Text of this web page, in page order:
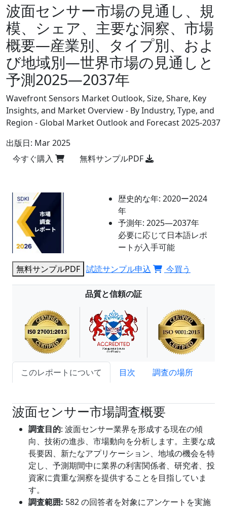
波面センサー市場の見通し、規
模、シェア、主要な洞察、市場
概要―産業別、タイプ別、およ
び地域別―世界市場の見通しと
予測2025―2037年
Wavefront Sensors Market Outlook, Size, Share, Key
Insights, and Market Overview - By Industry, Type, and
Region - Global Market Outlook and Forecast 2025-2037
出版日: Mar 2025
今すぐ購入
無料サンプルPDF
歴史的な年: 2020ー2024
年
予測年: 2025―2037年
必要に応じて日本語レポ
ートが入手可能
無料サンプルPDF 試読サンプル申込 今買う
品質と信頼の証
このレポートについて 目次
調査の場所
波面センサー市場調査概要
調査目的: 波面センサー業界を形成する現在の傾
向、技術の進歩、市場動向を分析します。主要な成
長要因、新たなアプリケーション、地域の機会を特
定し、予測期間中に業界の利害関係者、研究者、投
資家に貴重な洞察を提供することを目指していま
す。
調査範囲: 582 の回答者を対象にアンケートを実施